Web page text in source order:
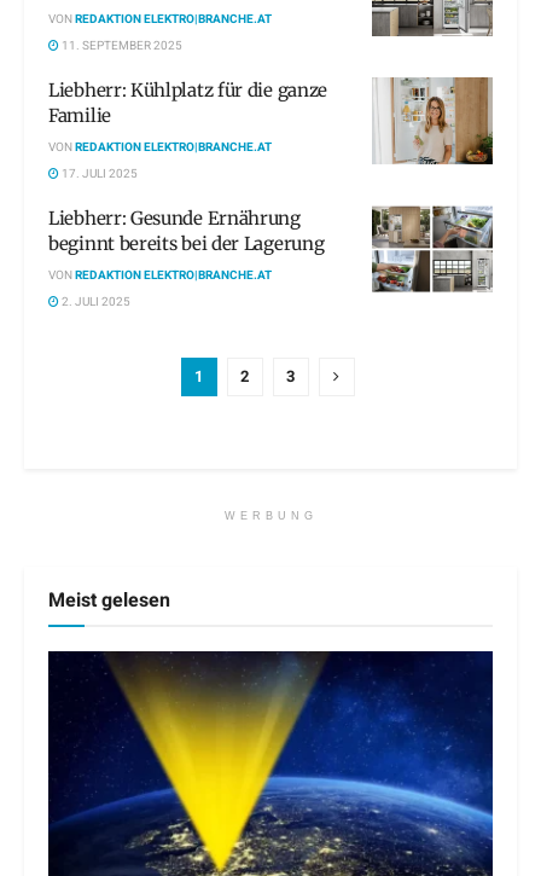
VONREDAKTION ELEKTRO|BRANCHE.AT
11. SEPTEMBER 2025
Liebherr: Kühlplatz für die ganze
Familie
VONREDAKTION ELEKTRO|BRANCHE.AT
17. JULI 2025
Liebherr: Gesunde Ernährung
beginnt bereits bei der Lagerung
VONREDAKTION ELEKTRO|BRANCHE.AT
2. JULI 2025
1 2 3
WERBUNG
Meist gelesen